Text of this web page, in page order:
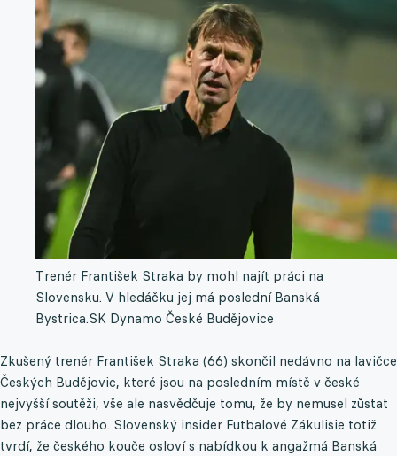
Trenér František Straka by mohl najít práci na
Slovensku. V hledáčku jej má poslední Banská
Bystrica.SK Dynamo České Budějovice
Zkušený trenér František Straka (66) skončil nedávno na lavičce
Českých Budějovic, které jsou na posledním místě v české
nejvyšší soutěži, vše ale nasvědčuje tomu, že by nemusel zůstat
bez práce dlouho. Slovenský insider Futbalové Zákulisie totiž
tvrdí, že českého kouče osloví s nabídkou k angažmá Banská